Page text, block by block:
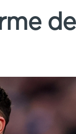
de